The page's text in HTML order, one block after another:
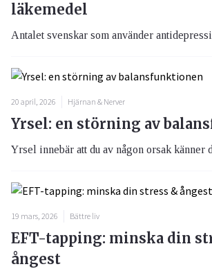
läkemedel
Antalet svenskar som använder
20 april, 2026 Hjärnan & Nerver
Yrsel: en störning av
Yrsel innebär att du av någon orsak känner
19 mars, 2026 Bättre liv
EFT-tapping: minska din
ångest